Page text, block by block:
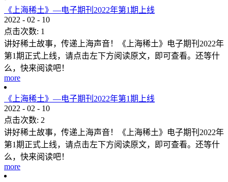
《上海稀土》—电子期刊2022年第1期上线
2022 - 02 - 10
点击次数: 1
讲好稀土故事，传递上海声音！《上海稀土》电子期刊2022年
第1期正式上线，请点击左下方阅读原文，即可查看。还等什
么，快来阅读吧！
more
《上海稀土》—电子期刊2022年第1期上线
2022 - 02 - 10
点击次数: 2
讲好稀土故事，传递上海声音！《上海稀土》电子期刊2022年
第1期正式上线，请点击左下方阅读原文，即可查看。还等什
么，快来阅读吧！
more